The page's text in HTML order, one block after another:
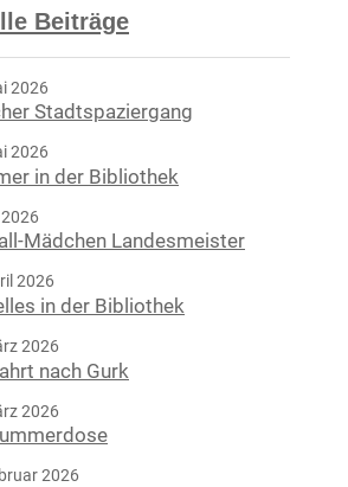
Beiträge
2026
Stadtspaziergang
2026
in der Bibliothek
Mädchen Landesmeister
2026
in der Bibliothek
2026
nach Gurk
2026
2026